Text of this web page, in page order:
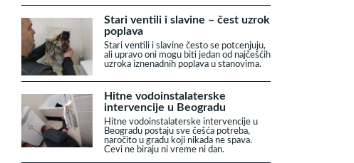
Stari ventili i slavine – čest uzrok
poplava
Stari ventili i slavine često se potcenjuju,
ali upravo oni mogu biti jedan od najčešćih
uzroka iznenadnih poplava u stanovima.
Hitne vodoinstalaterske
intervencije u Beogradu
Hitne vodoinstalaterske intervencije u
Beogradu postaju sve češća potreba,
naročito u gradu koji nikada ne spava.
Cevi ne biraju ni vreme ni dan.